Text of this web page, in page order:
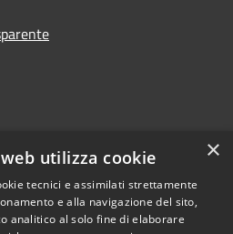
×
utilizza cookie
tecnici e assimilati strettamente
e alla navigazione del sito,
analitico al solo fine di elaborare